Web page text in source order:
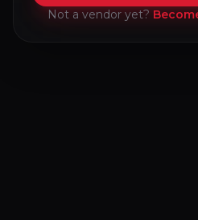
Not a vendor yet?